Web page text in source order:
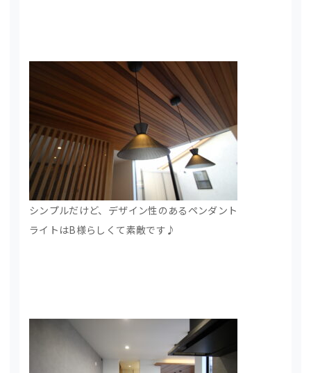
シンプルだけど、デザイン性のあるペンダント
ライトはB様らしくて素敵です♪